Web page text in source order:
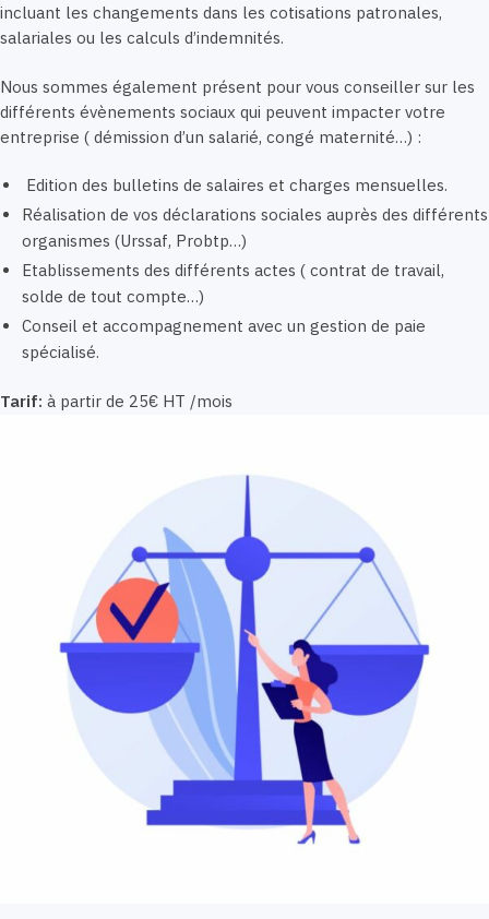
incluant les changements dans les cotisations patronales,
salariales ou les calculs d’indemnités.
Nous sommes également présent pour vous conseiller sur les
différents évènements sociaux qui peuvent impacter votre
entreprise ( démission d’un salarié, congé maternité…) :
Edition des bulletins de salaires et charges mensuelles.
Réalisation de vos déclarations sociales auprès des différents
organismes (Urssaf, Probtp…)
Etablissements des différents actes ( contrat de travail,
solde de tout compte…)
Conseil et accompagnement avec un gestion de paie
spécialisé.
Tarif: à partir de 25€ HT /mois